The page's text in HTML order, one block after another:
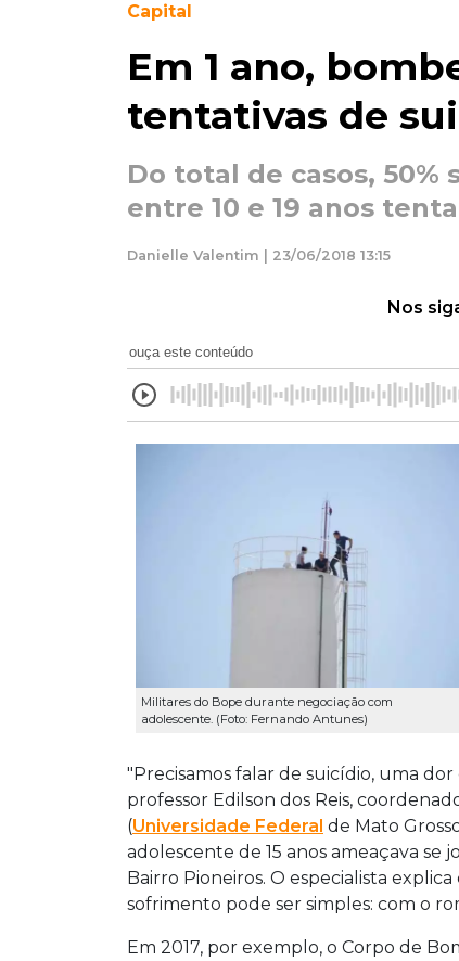
Capital
Em 1 ano,
tentativas de
Do total de casos, 50%
entre 10 e 19 anos
Danielle Valentim | 23/06/2018 13:15
Nos
ouça este conteúdo
Militares do Bope durante negociação com
adolescente. (Foto: Fernando Antunes)
"Precisamos falar de suicídio, uma
professor Edilson dos Reis,
(Universidade Federal de Mato
adolescente de 15 anos ameaçava se
Bairro Pioneiros. O especialista
sofrimento pode ser simples: com o
Em 2017, por exemplo, o Corpo de